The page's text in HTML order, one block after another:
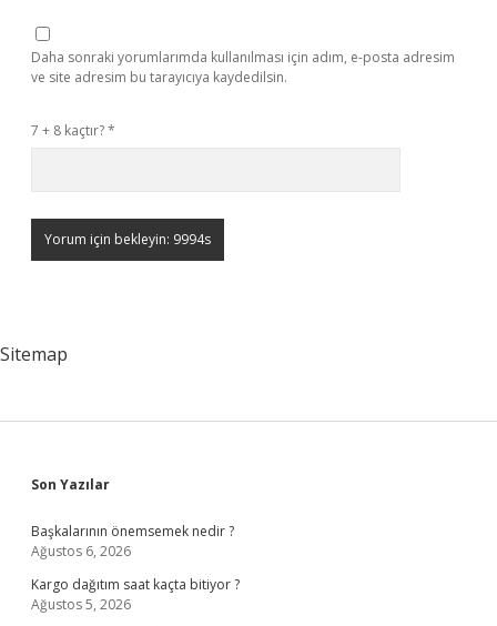
Daha sonraki yorumlarımda kullanılması için adım, e-posta adresim
ve site adresim bu tarayıcıya kaydedilsin.
7 + 8 kaçtır?*
Sitemap
Sidebar
Son Yazılar
Başkalarının önemsemek nedir ?
Ağustos 6, 2026
Kargo dağıtım saat kaçta bitiyor ?
Ağustos 5, 2026